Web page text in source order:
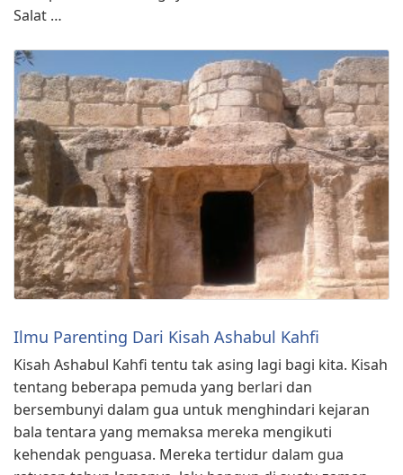
Salat …
Ilmu Parenting Dari Kisah Ashabul Kahfi
Kisah Ashabul Kahfi tentu tak asing lagi bagi kita. Kisah
tentang beberapa pemuda yang berlari dan
bersembunyi dalam gua untuk menghindari kejaran
bala tentara yang memaksa mereka mengikuti
kehendak penguasa. Mereka tertidur dalam gua